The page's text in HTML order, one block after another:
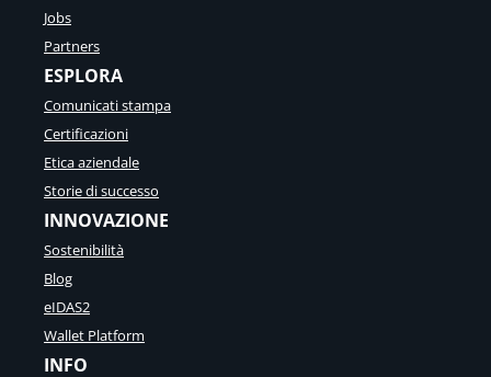
Jobs
Partners
ESPLORA
Comunicati stampa
Certificazioni
Etica aziendale
Storie di successo
INNOVAZIONE
Sostenibilità
Blog
eIDAS2
Wallet Platform
INFO